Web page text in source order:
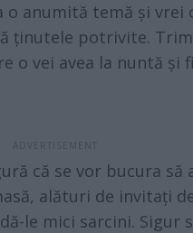
o anumită temă și vrei
ținutele potrivite.
o vei avea la nuntă și
că se vor bucura
alături de invitați
le mici sarcini. Sigur